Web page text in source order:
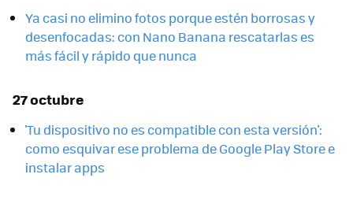
Ya casi no elimino fotos porque estén borrosas y
desenfocadas: con Nano Banana rescatarlas es
más fácil y rápido que nunca
27 octubre
'Tu dispositivo no es compatible con esta versión':
como esquivar ese problema de Google Play Store e
instalar apps